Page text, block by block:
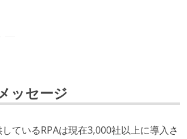
れに準じる、技術やワークフローの標準
または執行役員として、エンジニアリ
が経営に参加している
エンジニア出身、または現役のエンジニ
ッセージ
ているRPAは現在3,000社以上に導入さ